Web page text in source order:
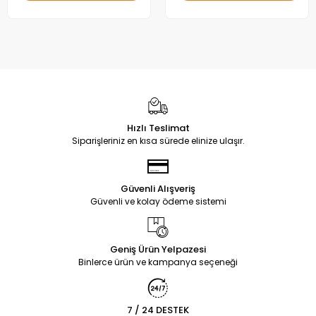
Hızlı Teslimat
Siparişleriniz en kısa sürede elinize ulaşır.
Güvenli Alışveriş
Güvenli ve kolay ödeme sistemi
Geniş Ürün Yelpazesi
Binlerce ürün ve kampanya seçeneği
7 / 24 DESTEK